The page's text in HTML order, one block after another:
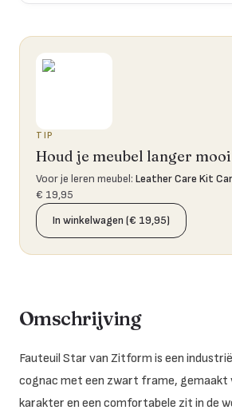
TIP
Houd je meubel langer mooi
Voor je leren meubel: Leather Care Kit
€ 19,95
In winkelwagen (€ 19,95)
Omschrijving
Fauteuil Star van Zitform is een
cognac met een zwart frame, gemaakt
karakter en een comfortabele zit in de